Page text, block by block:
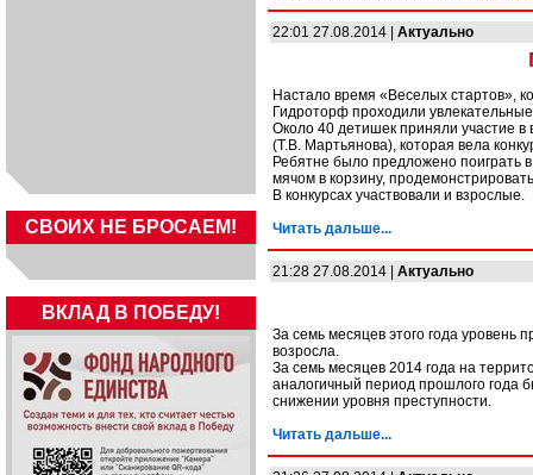
СВОИХ НЕ БРОСАЕМ!
ВКЛАД В ПОБЕДУ!
22:01 27.08.2014 | Актуально
Настало время «Веселых стартов»,
Гидроторф проходили
Около 40 детишек приняли участие
(Т.В. Мартьянова), которая вела
Ребятне было предложено поиграть
мячом в корзину,
В конкурсах участвовали и взрослые.
Читать дальше...
21:28 27.08.2014 | Актуально
За семь месяцев этого года уровень
возросла.
За семь месяцев 2014 года на
аналогичный период прошлого года
снижении уровня преступности.
Читать дальше...